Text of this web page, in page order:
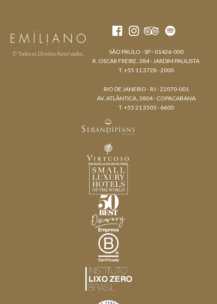
© Todos os Direitos Reservados.
SÃO PAULO - SP - 01426-000
R. OSCAR FREIRE, 384 - JARDIM PAULISTA
T. +55 11 3728 - 2000
RIO DE JANEIRO - RJ - 22070-001
AV. ATLÂNTICA, 3804 - COPACABANA
T. +55 21 3503 - 6600